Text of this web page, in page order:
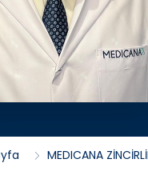
MEDICANA